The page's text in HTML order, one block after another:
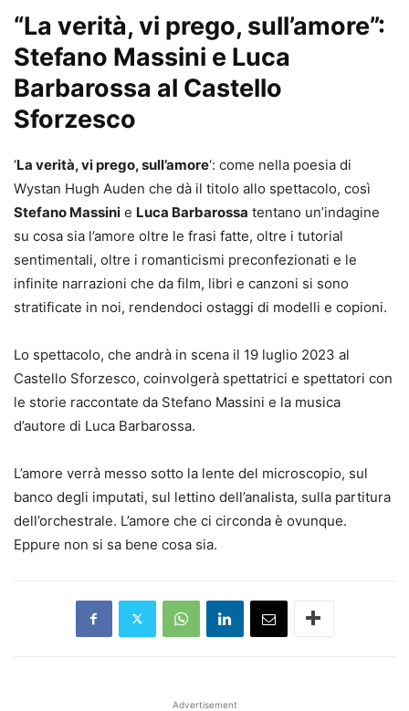
“La verità, vi prego, sull’amore”:
Stefano Massini e Luca
Barbarossa al Castello
Sforzesco
‘La verità, vi prego, sull’amore‘: come nella poesia di
Wystan Hugh Auden che dà il titolo allo spettacolo, così
Stefano Massini e Luca Barbarossa tentano un’indagine
su cosa sia l’amore oltre le frasi fatte, oltre i tutorial
sentimentali, oltre i romanticismi preconfezionati e le
infinite narrazioni che da film, libri e canzoni si sono
stratificate in noi, rendendoci ostaggi di modelli e copioni.
Lo spettacolo, che andrà in scena il 19 luglio 2023 al
Castello Sforzesco, coinvolgerà spettatrici e spettatori con
le storie raccontate da Stefano Massini e la musica
d’autore di Luca Barbarossa.
L’amore verrà messo sotto la lente del microscopio, sul
banco degli imputati, sul lettino dell’analista, sulla partitura
dell’orchestrale. L’amore che ci circonda è ovunque.
Eppure non si sa bene cosa sia.
Advertisement